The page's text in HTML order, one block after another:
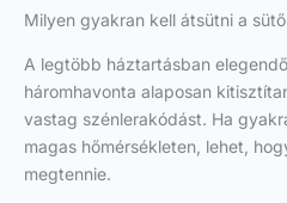
Milyen gyakran kell átsütni a
A legtöbb háztartásban
háromhavonta alaposan
vastag szénlerakódást. Ha
magas hőmérsékleten, lehet,
megtennie.